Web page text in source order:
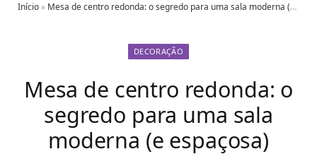
Início » Mesa de centro redonda: o segredo para uma sala moderna (e espaçosa)
DECORAÇÃO
Mesa de centro redonda: o
segredo para uma sala
moderna (e espaçosa)